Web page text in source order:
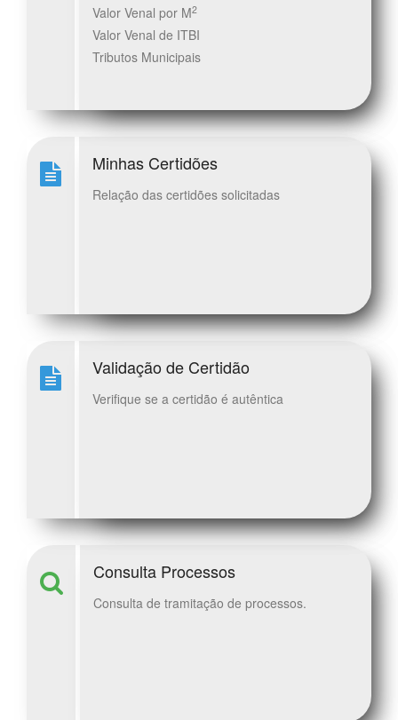
Valor Venal por M2
Valor Venal de ITBI
Tributos Municipais
Minhas Certidões
Relação das certidões solicitadas
Validação de Certidão
Verifique se a certidão é autêntica
Consulta Processos
Consulta de tramitação de processos.